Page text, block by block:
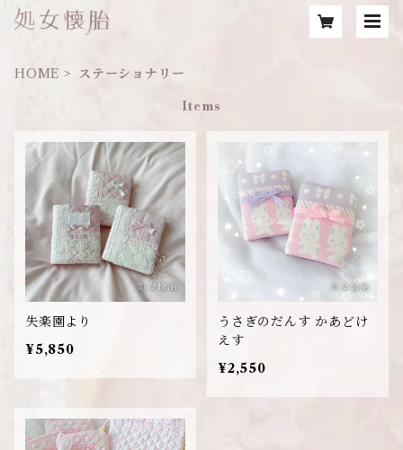
HOME ステーショナリー
Items
失楽園より
¥5,850
うさぎのだんす かあどけ
えす
¥2,550